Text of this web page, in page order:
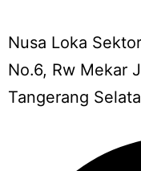
Nusa Loka
No.6, Rw Mekar
Tangerang